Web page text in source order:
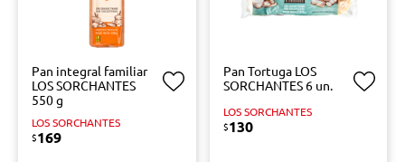
Pan integral familiar
LOS SORCHANTES
550 g
LOS SORCHANTES
$169
Pan Tortuga LOS
SORCHANTES 6 un.
LOS SORCHANTES
$130